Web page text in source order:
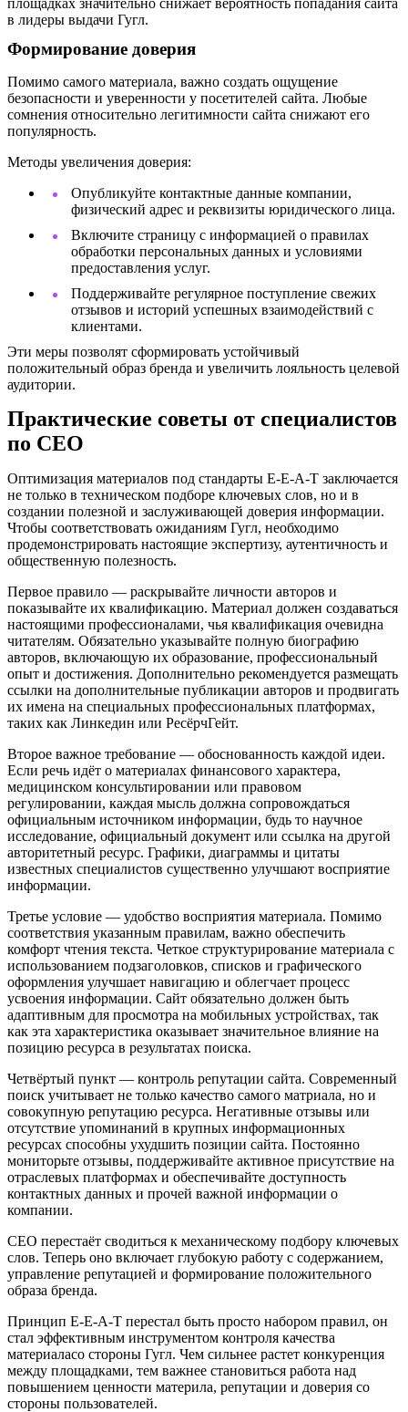
площадках значительно снижает вероятность попадания сайта
в лидеры выдачи Гугл.
Формирование доверия
Помимо самого материала, важно создать ощущение
безопасности и уверенности у посетителей сайта. Любые
сомнения относительно легитимности сайта снижают его
популярность.
Методы увеличения доверия:
Опубликуйте контактные данные компании,
физический адрес и реквизиты юридического лица.
Включите страницу с информацией о правилах
обработки персональных данных и условиями
предоставления услуг.
Поддерживайте регулярное поступление свежих
отзывов и историй успешных взаимодействий с
клиентами.
Эти меры позволят сформировать устойчивый
положительный образ бренда и увеличить лояльность целевой
аудитории.
Практические советы от специалистов
по СЕО
Оптимизация материалов под стандарты E-E-A-T заключается
не только в техническом подборе ключевых слов, но и в
создании полезной и заслуживающей доверия информации.
Чтобы соответствовать ожиданиям Гугл, необходимо
продемонстрировать настоящие экспертизу, аутентичность и
общественную полезность.
Первое правило — раскрывайте личности авторов и
показывайте их квалификацию. Материал должен создаваться
настоящими профессионалами, чья квалификация очевидна
читателям. Обязательно указывайте полную биографию
авторов, включающую их образование, профессиональный
опыт и достижения. Дополнительно рекомендуется размещать
ссылки на дополнительные публикации авторов и продвигать
их имена на специальных профессиональных платформах,
таких как Линкедин или РесёрчГейт.
Второе важное требование — обоснованность каждой идеи.
Если речь идёт о материалах финансового характера,
медицинском консультировании или правовом
регулировании, каждая мысль должна сопровождаться
официальным источником информации, будь то научное
исследование, официальный документ или ссылка на другой
авторитетный ресурс. Графики, диаграммы и цитаты
известных специалистов существенно улучшают восприятие
информации.
Третье условие — удобство восприятия материала. Помимо
соответствия указанным правилам, важно обеспечить
комфорт чтения текста. Четкое структурирование материала с
использованием подзаголовков, списков и графического
оформления улучшает навигацию и облегчает процесс
усвоения информации. Сайт обязательно должен быть
адаптивным для просмотра на мобильных устройствах, так
как эта характеристика оказывает значительное влияние на
позицию ресурса в результатах поиска.
Четвёртый пункт — контроль репутации сайта. Современный
поиск учитывает не только качество самого матриала, но и
совокупную репутацию ресурса. Негативные отзывы или
отсутствие упоминаний в крупных информационных
ресурсах способны ухудшить позиции сайта. Постоянно
мониторьте отзывы, поддерживайте активное присутствие на
отраслевых платформах и обеспечивайте доступность
контактных данных и прочей важной информации о
компании.
СЕО перестаёт сводиться к механическому подбору ключевых
слов. Теперь оно включает глубокую работу с содержанием,
управление репутацией и формирование положительного
образа бренда.
Принцип E-E-A-T перестал быть просто набором правил, он
стал эффективным инструментом контроля качества
материаласо стороны Гугл. Чем сильнее растет конкуренция
между площадками, тем важнее становиться работа над
повышением ценности материла, репутации и доверия со
стороны пользователей.